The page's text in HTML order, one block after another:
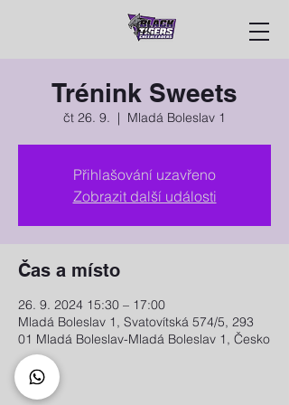
Trénink Sweets
čt 26. 9.
  |
Mladá Boleslav 1
Přihlašování uzavřeno
Zobrazit další události
Čas a místo
26. 9. 2024 15:30 – 17:00
Mladá Boleslav 1, Svatovítská 574/5, 293
01 Mladá Boleslav-Mladá Boleslav 1, Česko